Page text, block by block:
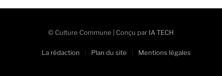
© Culture Commune | Conçu par IA TECH
La rédaction Plan du site Mentions légales